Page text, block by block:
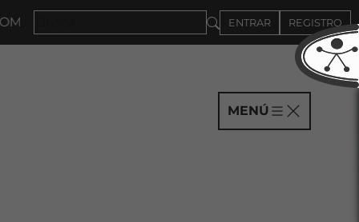
HASTA EL 4DE SEPTIEMBRE ENTRAR REGISTRO
MENÚ